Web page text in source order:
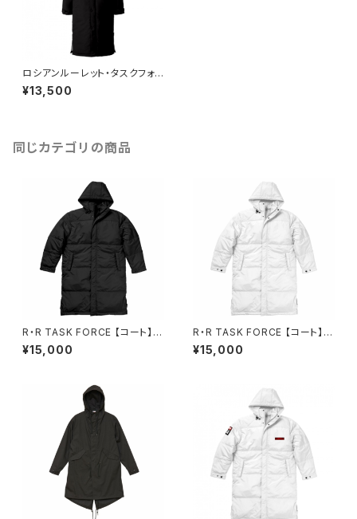
ロシアンルーレット・タスクフォ
ース【寒冷地帯戦用】ライトコー
ト （ブラック）
¥13,500
同じカテゴリの商品
R・R TASK FORCE 【コート】ブ
ラック
¥15,000
R・R TASK FORCE 【コート】ホ
ワイト
¥15,000